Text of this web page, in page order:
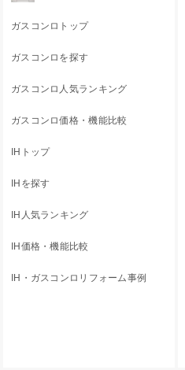
ガスコンロトップ
ガスコンロを探す
ガスコンロ人気ランキング
ガスコンロ価格・機能比較
IHトップ
IHを探す
IH人気ランキング
IH価格・機能比較
IH・ガスコンロリフォーム事例